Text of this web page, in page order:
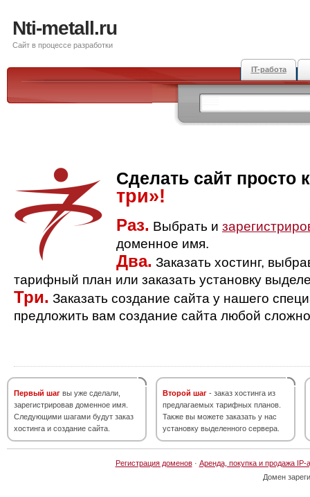
Nti-metall.ru
Сайт в процессе разработки
IT-работа
Сделать сайт просто
три»!
Раз. Выбрать и
доменное имя.
Два. Заказать хостинг,
тарифный план или заказать установку
Три. Заказать создание сайта у нашего
предложить вам создание сайта любой
Первый шаг вы уже сделали,
зарегистрировав доменное имя.
Следующими шагами будут заказ
хостинга и создание сайта.
Второй шаг - заказ хостинга из
предлагаемых тарифных планов.
Также вы можете заказать у нас
установку выделенного сервера.
Регистрация доменов· Аренда, покупка и продажа IP-
Домен